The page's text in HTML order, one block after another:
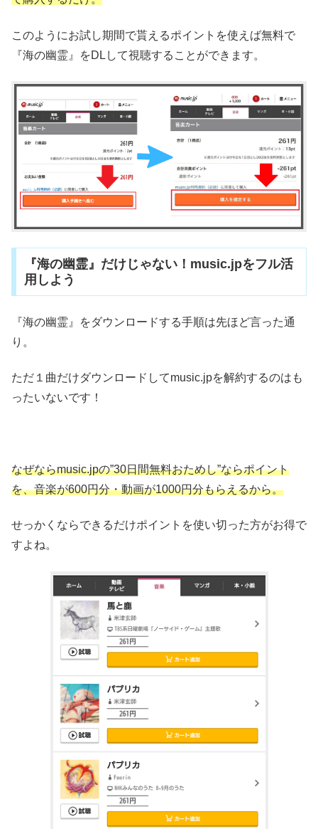
このようにお試し期間で貰えるポイントを使えば無料で
『海の幽霊』をDLして視聴することができます。
『海の幽霊』だけじゃない！music.jpをフル活
用しよう
『海の幽霊』をダウンロードする手順は先ほど言った通
り。
ただ１曲だけダウンロードしてmusic.jpを解約するのはも
ったいないです！
なぜならmusic.jpの”30日間無料おためし”ならポイント
を、音楽が600円分・動画が1000円分もらえるから。
せっかくならできるだけポイントを使い切った方がお得で
すよね。